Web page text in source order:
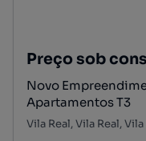
Preço sob
Novo
Apartamentos T3
Vila Real, Vila Real, Vila